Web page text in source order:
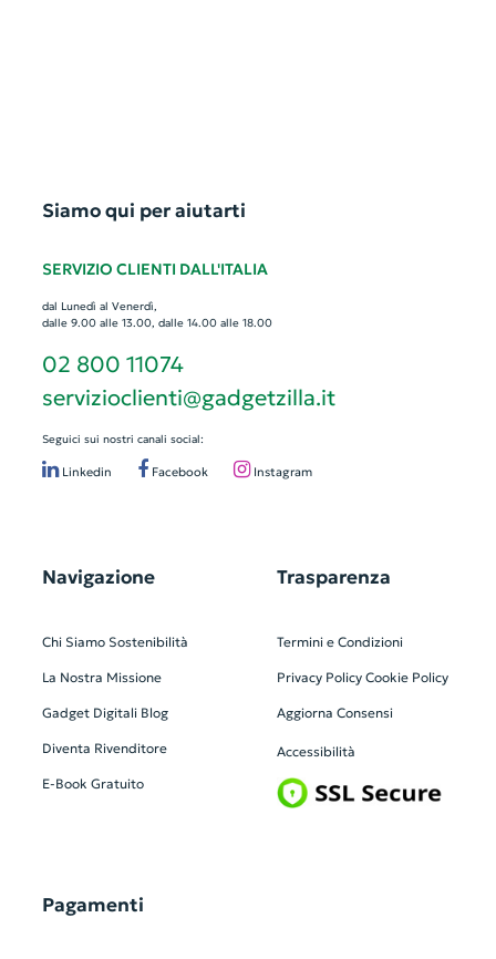
Siamo qui per aiutarti
SERVIZIO CLIENTI DALL'ITALIA
dal Lunedì al Venerdì,
dalle 9.00 alle 13.00, dalle 14.00 alle 18.00
02 800 11074
servizioclienti@gadgetzilla.it
Seguici sui nostri canali social:
Linkedin Facebook Instagram
Navigazione
Chi Siamo Sostenibilità
La Nostra Missione
Gadget Digitali Blog
Diventa Rivenditore
E-Book Gratuito
Trasparenza
Termini e Condizioni
Privacy Policy Cookie Policy
Aggiorna Consensi
Accessibilità
Pagamenti